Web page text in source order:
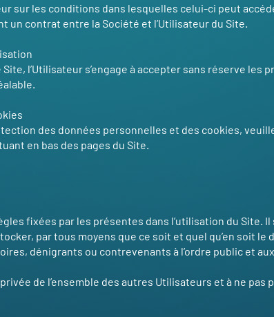
sur les conditions dans lesquelles celui-ci peut
un contrat entre la Société et l’Utilisateur du Site.
l’Utilisateur s’engage à accepter sans réserve les
des données personnelles et des cookies,
en bas des pages du Site.
fixées par les présentes dans l’utilisation du Site. Il
par tous moyens que ce soit et quel qu’en soit le
dénigrants ou contrevenants à l’ordre public et
de l’ensemble des autres Utilisateurs et à ne